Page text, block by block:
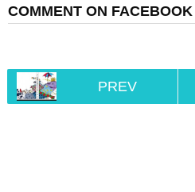
COMMENT ON FACEBOOK
PREV